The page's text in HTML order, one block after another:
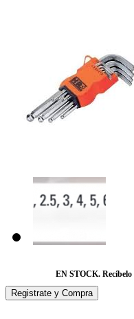
EN STOCK. Recíbelo